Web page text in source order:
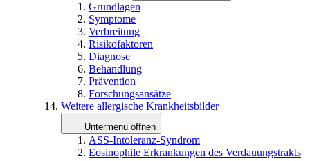
Grundlagen
Symptome
Verbreitung
Risikofaktoren
Diagnose
Behandlung
Prävention
Forschungsansätze
Weitere allergische Krankheitsbilder
Untermenü öffnen
ASS-Intoleranz-Syndrom
Eosinophile Erkrankungen des Verdauungstrakts